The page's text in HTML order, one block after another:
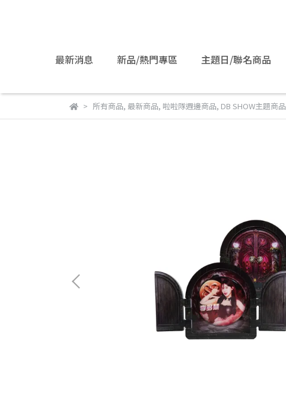
最新消息 新品/熱門專區 主題日/聯名商品
所有商品, 最新商品, 啦啦隊週邊商品, DB SHOW主題商品